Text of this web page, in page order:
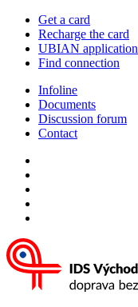
Get a card
Recharge the card
UBIAN application
Find connection
Infoline
Documents
Discussion forum
Contact